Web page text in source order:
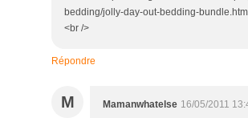
bedding/jolly-day-out-bedding-
<br />
Répondre
M Mamanwhatelse 16/05/2011